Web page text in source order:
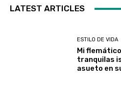
LATEST ARTICLES
ESTILO DE VIDA
Mi
tranquilas
asueto en